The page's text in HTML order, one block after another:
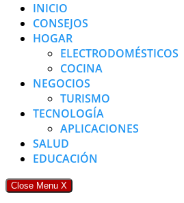
INICIO
CONSEJOS
HOGAR
ELECTRODOMÉSTICOS
COCINA
NEGOCIOS
TURISMO
TECNOLOGÍA
APLICACIONES
SALUD
EDUCACIÓN
Close Menu X